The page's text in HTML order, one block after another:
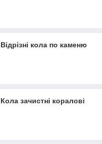
Відрізні кола по каменю
Кола зачистні коралові